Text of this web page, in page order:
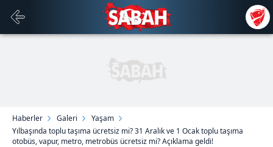
Haberler Galeri
Yaşam
Yılbaşında toplu taşıma ücretsiz mi? 31 Aralık ve 1 Ocak toplu taşıma
otobüs, vapur, metro, metrobüs ücretsiz mi? Açıklama geldi!